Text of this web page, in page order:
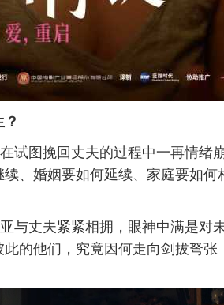
试图挽回丈夫的过程中一再情绪
、婚姻要如何延续、家庭要如何
与丈夫紧紧相拥，眼神中满是对
的他们，究竟因何走向剑拔弩张